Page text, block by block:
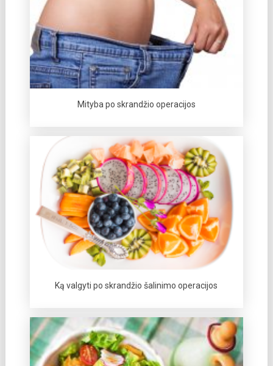
Mityba po skrandžio operacijos
Ką valgyti po skrandžio šalinimo operacijos